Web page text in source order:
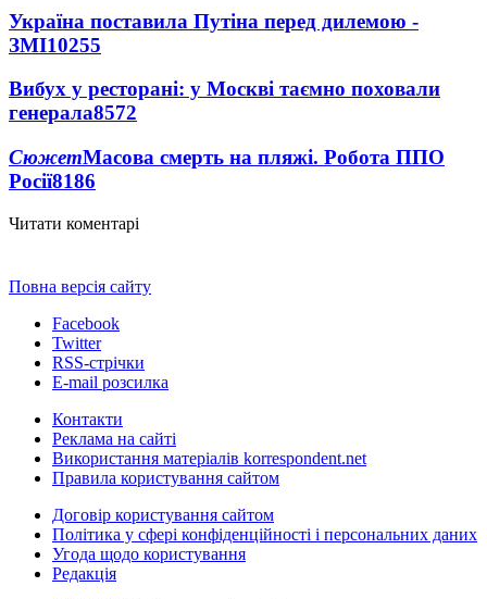
Україна поставила Путіна перед дилемою -
ЗМІ10255
Вибух у ресторані: у Москві таємно поховали
генерала8572
СюжетМасова смерть на пляжі. Робота ППО
Росії8186
Читати коментарі
Повна версія сайту
Facebook
Twitter
RSS-стрічки
E-mail розсилка
Контакти
Реклама на сайті
Використання матеріалів korrespondent.net
Правила користування сайтом
Договір користування сайтом
Політика у сфері конфіденційності і персональних даних
Угода щодо користування
Редакція